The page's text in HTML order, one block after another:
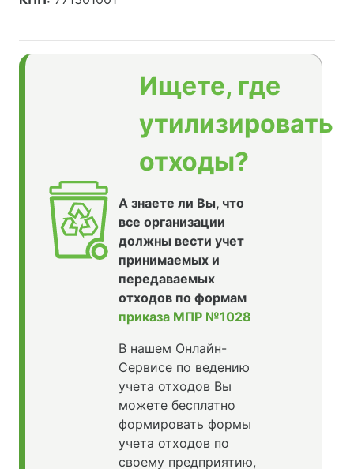
Ищете, где
утилизировать
отходы?
А знаете ли Вы, что
все организации
должны вести учет
принимаемых и
передаваемых
отходов по формам
приказа МПР №1028
В нашем Онлайн-
Сервисе по ведению
учета отходов Вы
можете бесплатно
формировать формы
учета отходов по
своему предприятию,